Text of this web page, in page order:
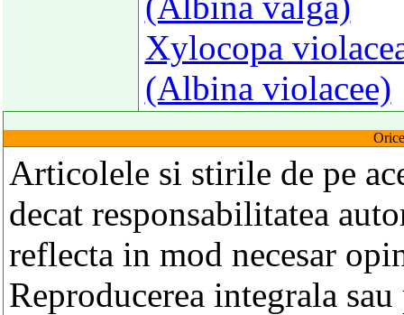
Xylocopa
(Albina violacee)
Articolele si stirile de pe
decat responsabilitatea
reflecta in mod necesar
Reproducerea integrala